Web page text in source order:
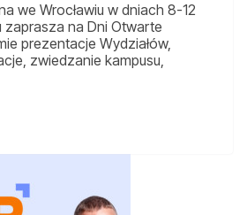
we Wrocławiu w dniach 8-12
na Dni Otwarte
prezentacje Wydziałów,
zwiedzanie kampusu,